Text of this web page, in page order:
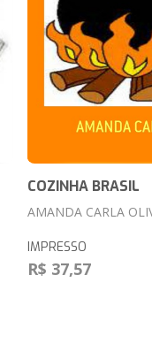
COZINHA BRASIL
AMANDA CARLA
IMPRESSO
R$ 37,57